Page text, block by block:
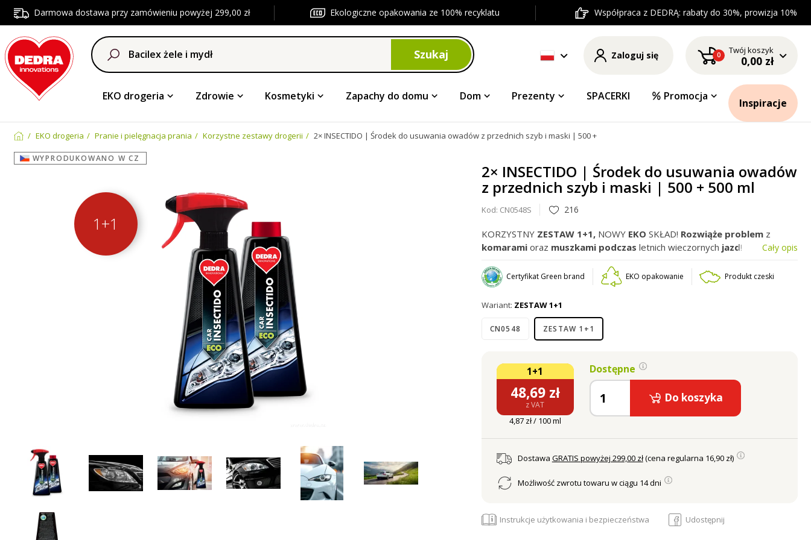
Darmowa dostawa przy zamówieniu powyżej 299,00 zł Ekologiczne opakowania ze 100% recyklatu Współpraca z DEDRĄ: rabaty do 30%, prowizja 10%
Szukaj Zaloguj się 0 Twój koszyk
0,00 zł
EKO drogeria Zdrowie Kosmetyki Zapachy do domu Dom Prezenty SPACERKI Promocja
Inspiracje
EKO drogeria Pranie i pielęgnacja prania Korzystne zestawy drogerii 2× INSECTIDO | Środek do usuwania owadów z przednich szyb i maski | 500 + 500 ml
WYPRODUKOWANO W CZ
1+1
2× INSECTIDO | Środek do usuwania owadów
z przednich szyb i maski | 500 + 500 ml
Kod: CN0548S 216
KORZYSTNY ZESTAW 1+1,NOWY EKO SKŁAD! Rozwiąże problem z
komaramioraz muszkami podczas letnich wieczornych jazd! Cały opis
Certyfikat Green brand EKO opakowanie Produkt czeski
Wariant: ZESTAW 1+1
CN0548 ZESTAW 1+1
1+1
48,69 zł
z VAT
4,87 zł / 100 ml
Dostępne
Do koszyka
Dostawa GRATIS powyżej 299,00 zł(cena regularna 16,90 zł)
Możliwość zwrotu towaru w ciągu 14 dni
Instrukcje użytkowania i bezpieczeństwa Udostępnij